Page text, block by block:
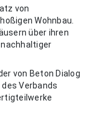
von
Wohnbau.
über ihren
von Beton Dialog
Verbands